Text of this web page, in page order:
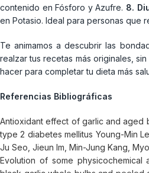
contenido en Fósforo y Azufre. 8.
en Potasio. Ideal para personas que
Te animamos a descubrir las
realzar tus recetas más originales,
hacer para completar tu dieta más
Referencias Bibliográficas
Antioxidant effect of garlic and aged
type 2 diabetes mellitus Young-Min
Ju Seo, Jieun Im, Min-Jung Kang,
Evolution of some